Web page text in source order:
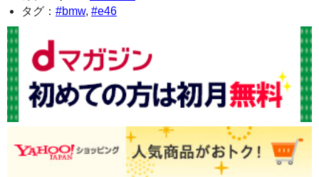
タグ： #bmw, #e46